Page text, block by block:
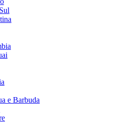
e Barbuda